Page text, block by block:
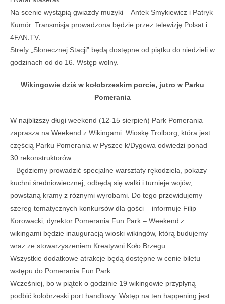
Na scenie wystąpią gwiazdy muzyki – Antek Smykiewicz i Patryk
Kumór. Transmisja prowadzona będzie przez telewizję Polsat i
4FAN.TV.
Strefy „Słonecznej Stacji” będą dostępne od piątku do niedzieli w
godzinach od do 16. Wstęp wolny.
Wikingowie dziś w kołobrzeskim porcie, jutro w Parku
Pomerania
W najbliższy długi weekend (12-15 sierpień) Park Pomerania
zaprasza na Weekend z Wikingami. Wioskę Trolborg, która jest
częścią Parku Pomerania w Pyszce k/Dygowa odwiedzi ponad
30 rekonstruktorów.
– Będziemy prowadzić specjalne warsztaty rękodzieła, pokazy
kuchni średniowiecznej, odbędą się walki i turnieje wojów,
powstaną kramy z różnymi wyrobami. Do tego przewidujemy
szereg tematycznych konkursów dla gości – informuje Filip
Korowacki, dyrektor Pomerania Fun Park – Weekend z
wikingami będzie inauguracją wioski wikingów, którą budujemy
wraz ze stowarzyszeniem Kreatywni Koło Brzegu.
Wszystkie dodatkowe atrakcje będą dostępne w cenie biletu
wstępu do Pomerania Fun Park.
Wcześniej, bo w piątek o godzinie 19 wikingowie przypłyną
podbić kołobrzeski port handlowy. Wstęp na ten happening jest